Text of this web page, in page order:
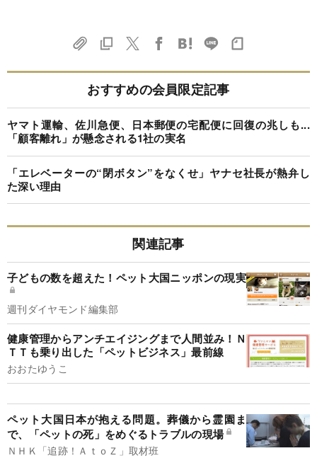
おすすめの会員限定記事
ヤマト運輸、佐川急便、日本郵便の宅配便に回復の兆しも...
「顧客離れ」が懸念される1社の実名
「エレベーターの“閉ボタン”をなくせ」ヤナセ社長が熱弁し
た深い理由
関連記事
子どもの数を超えた！ペット大国ニッポンの現実
週刊ダイヤモンド編集部
健康管理からアンチエイジングまで人間並み！Ｎ
ＴＴも乗り出した「ペットビジネス」最前線
おおたゆうこ
ペット大国日本が抱える問題。葬儀から霊園ま
で、「ペットの死」をめぐるトラブルの現場
ＮＨＫ「追跡！ＡｔｏＺ」取材班